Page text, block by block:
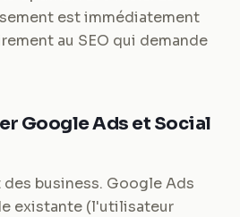
est immédiatement
au SEO qui demande
Google Ads et Social
business. Google Ads
existante (l'utilisateur